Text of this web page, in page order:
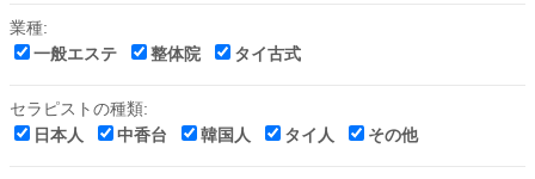
業種:
一般エステ
整体院 タイ古式
セラピストの種類:
日本人
中香台 韓国人 タイ人 その他